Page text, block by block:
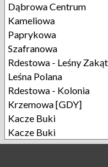
Dąbrowa Centrum
Kameliowa
Paprykowa
Szafranowa
Rdestowa - Leśny
Leśna Polana
Rdestowa - Kolonia
Krzemowa [GDY]
Kacze Buki
Kacze Buki